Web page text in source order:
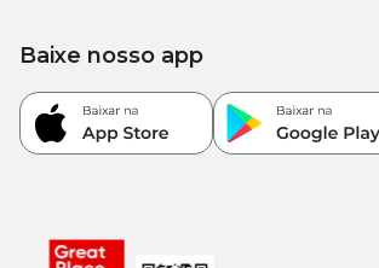
Baixe nosso app